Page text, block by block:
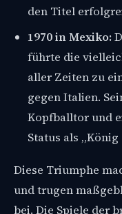
den Titel
1970 in Mexiko:
führte die
aller Zeiten zu
gegen Italien.
Kopfballtor und
Status als
Diese Triumphe
und trugen
bei. Die Spiele der